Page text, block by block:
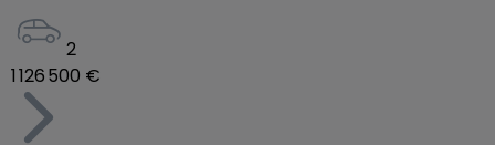
2
1 126 500 €